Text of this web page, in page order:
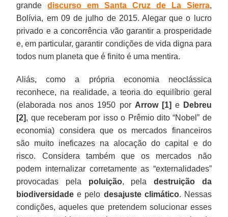
grandediscurso em Santa Cruz de La Sierra,
Bolívia, em 09 de julho de 2015. Alegar que o lucro
privado e a concorrência vão garantir a prosperidade
e, em particular, garantir condições de vida digna para
todos num planeta que é finito é uma mentira.
Aliás, como a própria economia neoclássica
reconhece, na realidade, a teoria do equilíbrio geral
(elaborada nos anos 1950 por Arrow [1] e Debreu
[2], que receberam por isso o Prêmio dito “Nobel” de
economia) considera que os mercados financeiros
são muito ineficazes na alocação do capital e do
risco. Considera também que os mercados não
podem internalizar corretamente as “externalidades”
provocadas pela poluição, pela destruição da
biodiversidade e pelo desajuste climático. Nessas
condições, aqueles que pretendem solucionar esses